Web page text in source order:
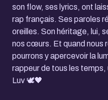
son flow, ses lyrics, ont
rap français. Ses paroles
oreilles. Son héritage, lui,
nos cœurs. Et quand nous
pourrons y apercevoir la
rappeur de tous les
Luv 🕊️🖤